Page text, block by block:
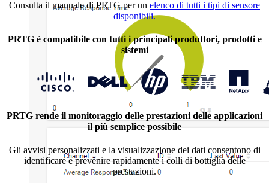
Consulta il manuale di PRTG per un elenco di tutti i tipi di sensore
disponibili.
PRTG è compatibile con tutti i principali produttori, prodotti e
sistemi
PRTG rende il monitoraggio delle prestazioni delle applicazioni
il più semplice possibile
Gli avvisi personalizzati e la visualizzazione dei dati consentono di
identificare e prevenire rapidamente i colli di bottiglia delle
prestazioni.